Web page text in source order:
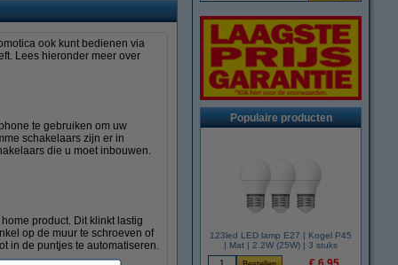
ook kunt bedienen via
Lees hieronder meer over
te gebruiken om uw
schakelaars zijn er in
die u moet inbouwen.
product. Dit klinkt lastig
op de muur te schroeven of
in de puntjes te automatiseren.
Populaire producten
123led LED lamp E27 | Kogel P45
| Mat | 2.2W (25W) | 3 stuks